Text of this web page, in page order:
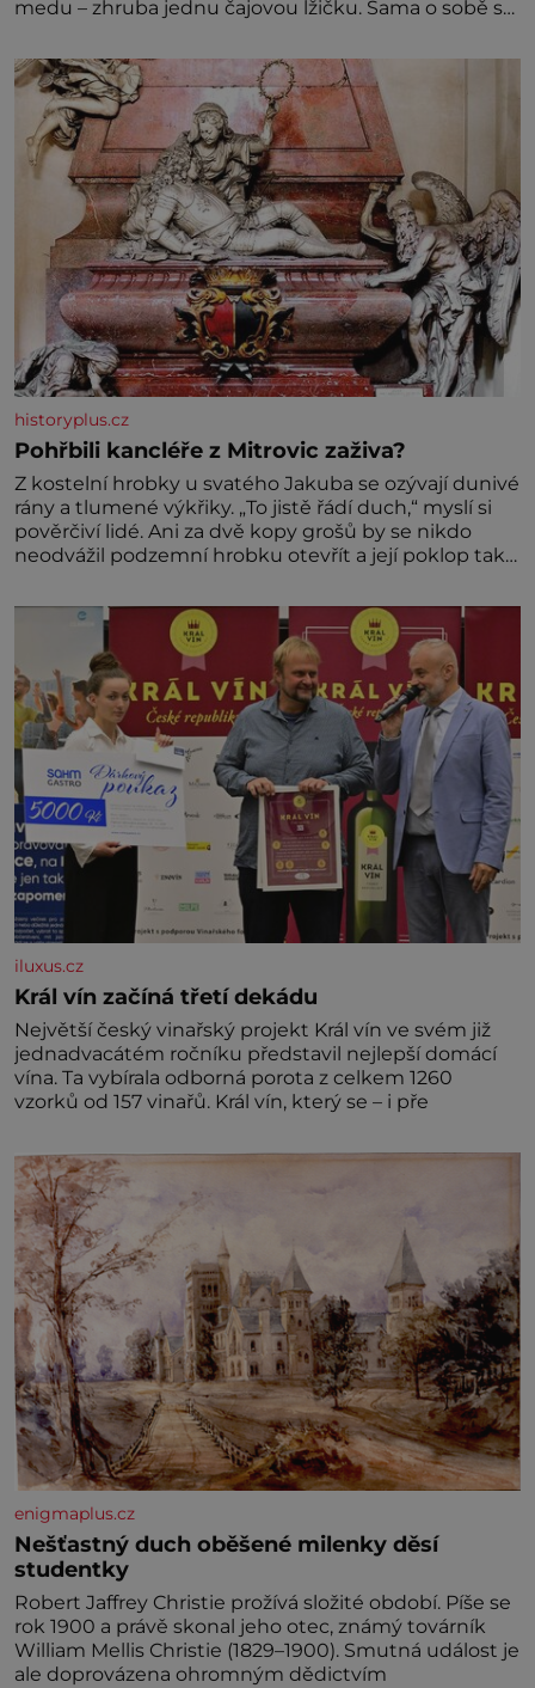
medu – zhruba jednu čajovou lžičku. Sama o sobě se
dalšími desítkami tisíc příslušnic svého včelstva,
vznikne jeden z nejdokonalejších organismů
historyplus.cz
Pohřbili kancléře z Mitrovic zaživa?
Z kostelní hrobky u svatého Jakuba se ozývají dunivé
rány a tlumené výkřiky. „To jistě řádí duch,“ myslí si
pověrčiví lidé. Ani za dvě kopy grošů by se nikdo
neodvážil podzemní hrobku otevřít a její poklop tak
divné burácení skutečně ustane. Když o mnoho let
později hrobku
iluxus.cz
Král vín začíná třetí dekádu
Největší český vinařský projekt Král vín ve svém již
jednadvacátém ročníku představil nejlepší domácí
vína. Ta vybírala odborná porota z celkem 1260
vzorků od 157 vinařů. Král vín, který se – i pře
enigmaplus.cz
Nešťastný duch oběšené milenky děsí
studentky
Robert Jaffrey Christie prožívá složité období. Píše se
rok 1900 a právě skonal jeho otec, známý továrník
William Mellis Christie (1829–1900). Smutná událost je
ale doprovázena ohromným dědictvím